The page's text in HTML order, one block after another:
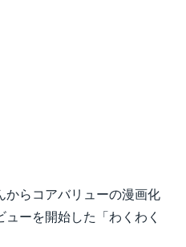
(English)
からコアバリューの漫画化
ーを開始した「わくわく